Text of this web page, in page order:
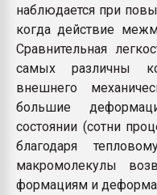
наблюдается при
когда действие
Сравнительная
самых различны
внешнего
большие
состоянии (сотни
благодаря
макромолекулы
формациям и